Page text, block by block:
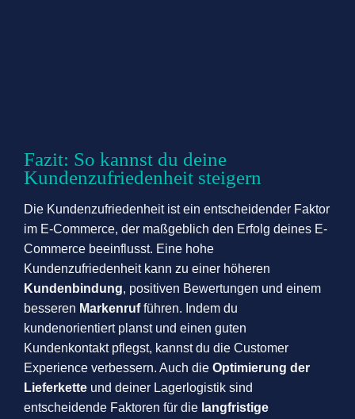
Fazit: So kannst du deine
Kundenzufriedenheit steigern
Die Kundenzufriedenheit ist ein entscheidender Faktor
im E-Commerce, der maßgeblich den Erfolg deines E-
Commerce beeinflusst. Eine hohe
Kundenzufriedenheit kann zu einer höheren
Kundenbindung, positiven Bewertungen und einem
besseren Markenrufführen. Indem du
kundenorientiert planst und einen guten
Kundenkontakt pflegst, kannst du die Customer
Experience verbessern. Auch die Optimierung der
Lieferkette und deiner Lagerlogistik sind
entscheidende Faktoren für die langfristige